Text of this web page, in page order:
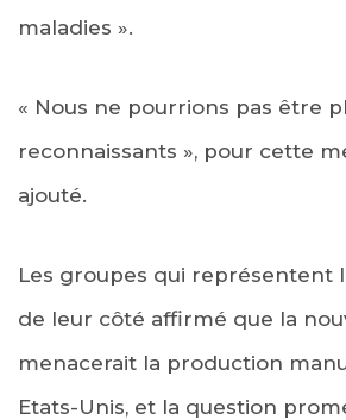
maladies ».
« Nous ne pourrions pas être
reconnaissants », pour cette
ajouté.
Les groupes qui représentent
de leur côté affirmé que la
menacerait la production
Etats-Unis, et la question